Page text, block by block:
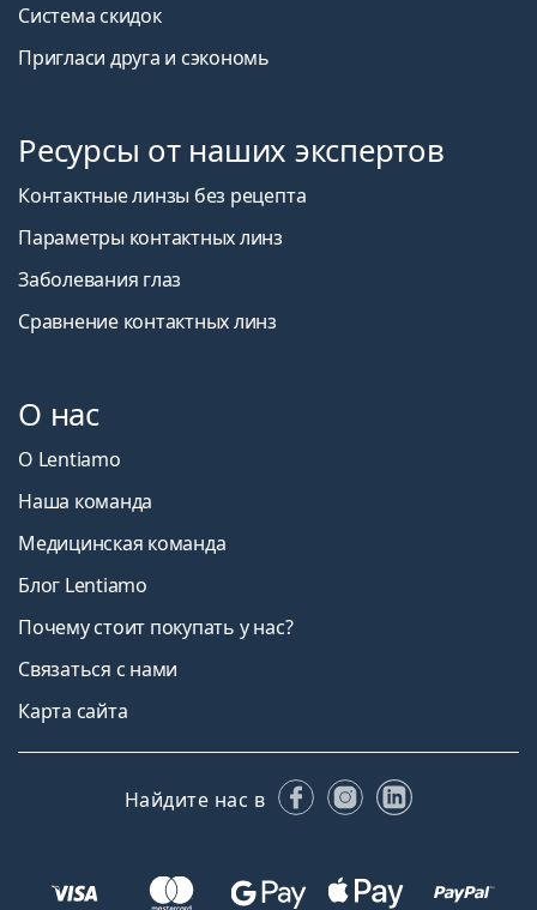
Система скидок
Пригласи друга и сэкономь
Ресурсы от наших экспертов
Контактные линзы без рецепта
Параметры контактных линз
Заболевания глаз
Сравнение контактных линз
О нас
О Lentiamo
Наша команда
Медицинская команда
Блог Lentiamo
Почему стоит покупать у нас?
Связаться с нами
Карта сайта
Найдите нас в FacebookInstagram
LinkedIn